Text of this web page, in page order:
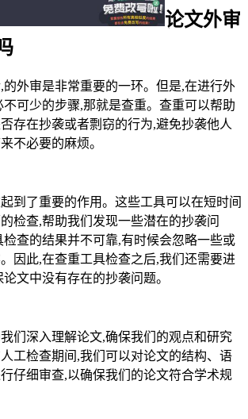
论文外审
外审是非常重要的一环。但是,在进行外
可少的步骤,那就是查重。查重可以帮助
存在抄袭或者剽窃的行为,避免抄袭他人
不必要的麻烦。
到了重要的作用。这些工具可以在短时间
检查,帮助我们发现一些潜在的抄袭问
查的结果并不可靠,有时候会忽略一些或
因此,在查重工具检查之后,我们还需要进
文中没有存在的抄袭问题。
们深入理解论文,确保我们的观点和研究
工检查期间,我们可以对论文的结构、语
仔细审查,以确保我们的论文符合学术规